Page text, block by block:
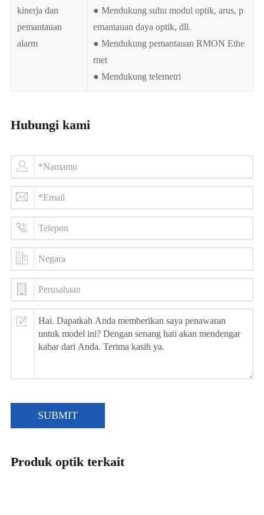
kinerja dan
pemantauan
alarm
● Mendukung suhu modul optik, arus, p
emantauan daya optik, dll.
● Mendukung pemantauan RMON Ethe
rnet
● Mendukung telemetri
Hubungi kami
SUBMIT
Produk optik terkait